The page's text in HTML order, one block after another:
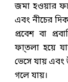
জমা হওয়ার
এবং নীচের
প্রবেশ বা
ফা্তলা হয়ে
ভেসে যায় এবং
গলে যায়।